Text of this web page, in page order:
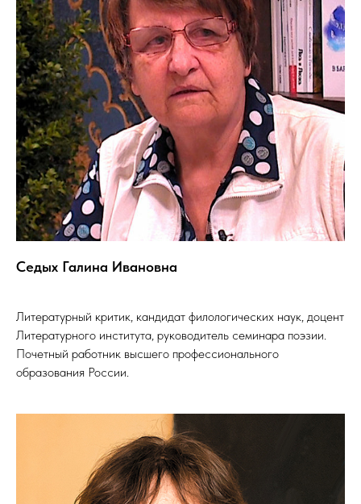
Седых Галина Ивановна
Литературный критик, кандидат филологических наук, доцент
Литературного института, руководитель семинара поэзии.
Почетный работник высшего профессионального
образования России.